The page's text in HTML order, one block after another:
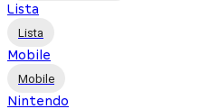
Lista
Lista
Mobile
Mobile
Nintendo